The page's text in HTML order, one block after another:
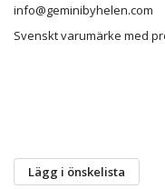
info@geminibyhelen.com
Svenskt varumärke med
Lägg i önskelista